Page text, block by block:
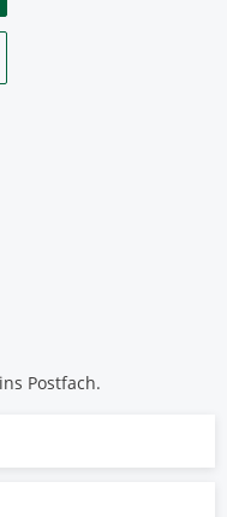
Postfach.